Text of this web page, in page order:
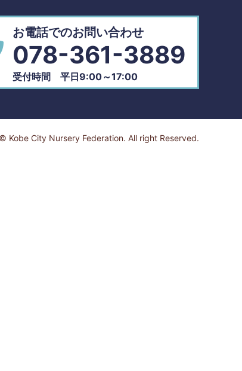
お電話でのお問い合わせ
078-361-3889
受付時間 平日9:00～17:00
© Kobe City Nursery Federation. All right Reserved.